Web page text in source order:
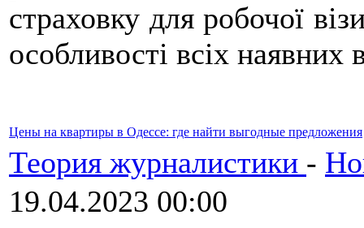
страховку для робочої
особливості всіх наявних
Цены на квартиры в Одессе: где найти выгодные предложения
Теория журналистики -
19.04.2023 00:00